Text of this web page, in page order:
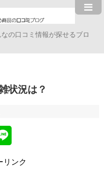
の口コミ情報が探せるブロ
状況は？
リンク